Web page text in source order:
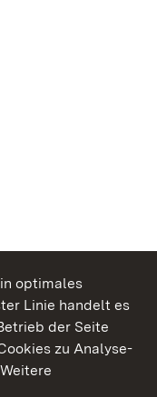
optimales
Linie handelt es
der Seite
zu Analyse-